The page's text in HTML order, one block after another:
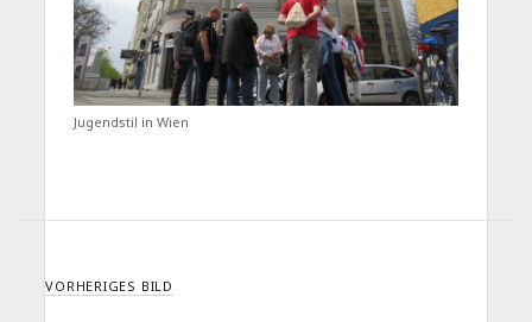
Jugendstil in Wien
VORHERIGES BILD